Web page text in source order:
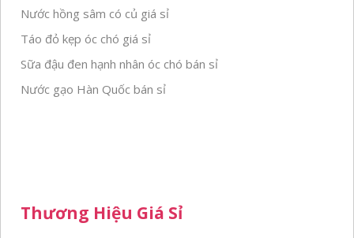
Nước hồng sâm có củ giá sỉ
Táo đỏ kẹp óc chó giá sỉ
Sữa đậu đen hạnh nhân óc chó bán sỉ
Nước gạo Hàn Quốc bán sỉ
Thương Hiệu Giá Sỉ